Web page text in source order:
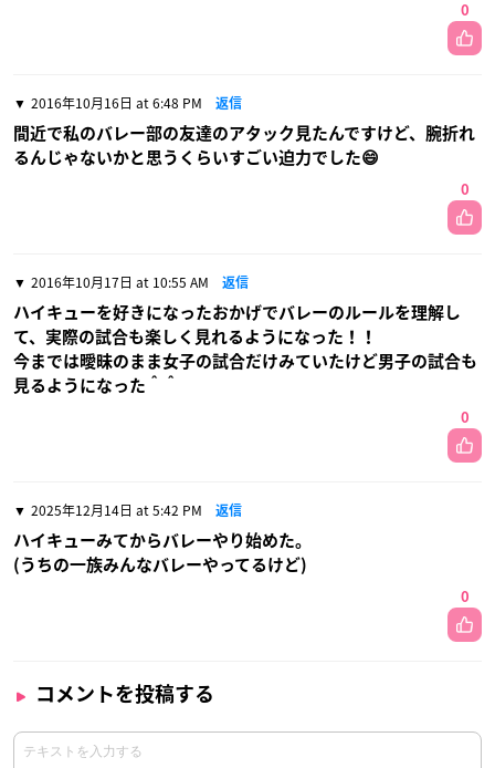
0
2016年10月16日 at 6:48 PM 返信
間近で私のバレー部の友達のアタック見たんですけど、腕折れ
るんじゃないかと思うくらいすごい迫力でした😄
0
2016年10月17日 at 10:55 AM 返信
ハイキューを好きになったおかげでバレーのルールを理解し
て、実際の試合も楽しく見れるようになった！！
今までは曖昧のまま女子の試合だけみていたけど男子の試合も
見るようになった＾＾
0
2025年12月14日 at 5:42 PM 返信
ハイキューみてからバレーやり始めた。
(うちの一族みんなバレーやってるけど)
0
コメントを投稿する